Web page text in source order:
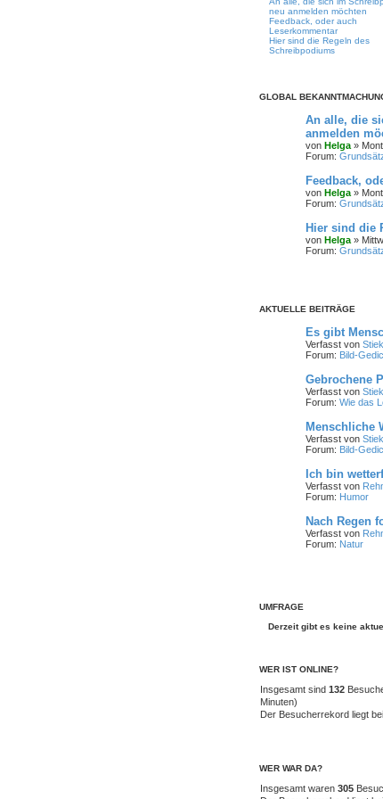
neu anmelden möchten
Feedback, oder auch
Leserkommentar
Hier sind die Regeln des
Schreibpodiums
GLOBAL
An alle, die
anmelden
von Helga »
Forum:
Feedback,
von Helga »
Forum:
Hier sind die
von Helga »
Forum:
AKTUELLE BEITRÄGE
Es gibt
Verfasst von
Forum: Bild-
Gebrochene
Verfasst von
Forum: Wie das
Menschliche
Verfasst von
Forum: Bild-
Ich bin
Verfasst von
Forum: Humor
Nach Regen
Verfasst von
Forum: Natur
UMFRAGE
Derzeit gibt es keine
WER IST ONLINE?
Insgesamt sind 132
Minuten)
Der Besucherrekord liegt bei
WER WAR DA?
Insgesamt waren 305